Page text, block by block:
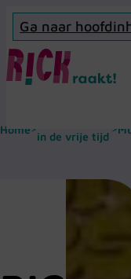
Ga naar
Home>
in de vrije tijd
>